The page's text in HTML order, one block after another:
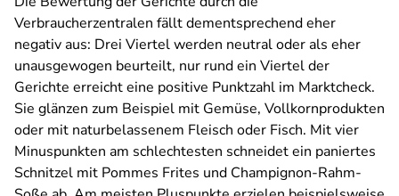
Verbraucherzentralen fällt dementsprechend eher
negativ aus: Drei Viertel werden neutral oder als eher
unausgewogen beurteilt, nur rund ein Viertel der
Gerichte erreicht eine positive Punktzahl im Marktcheck.
Sie glänzen zum Beispiel mit Gemüse, Vollkornprodukten
oder mit naturbelassenem Fleisch oder Fisch. Mit vier
Minuspunkten am schlechtesten schneidet ein paniertes
Schnitzel mit Pommes Frites und Champignon-Rahm-